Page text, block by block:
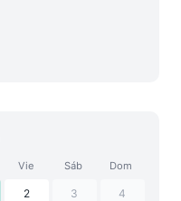
Vie Sáb Dom
2 3 4